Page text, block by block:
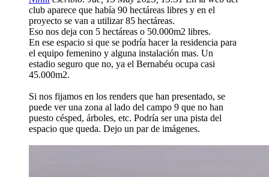
club aparece que había 90 hectáreas libres y en el
proyecto se van a utilizar 85 hectáreas.
Eso nos deja con 5 hectáreas o 50.000m2 libres.
En ese espacio si que se podría hacer la residencia para
el equipo femenino y alguna instalación mas. Un
estadio seguro que no, ya el Bernabéu ocupa casi
45.000m2.
Si nos fijamos en los renders que han presentado, se
puede ver una zona al lado del campo 9 que no han
puesto césped, árboles, etc. Podría ser una pista del
espacio que queda. Dejo un par de imágenes.